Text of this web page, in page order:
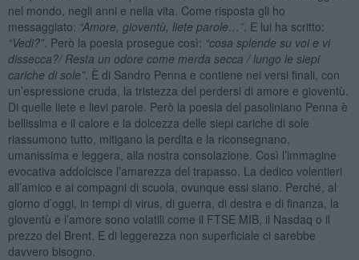
nel mondo, negli anni e nella vita. Come risposta gli ho
messaggiato: “Amore, gioventù, liete parole…”. E lui ha scritto:
“Vedi?”. Però la poesia prosegue così: “cosa splende su voi e vi
dissecca?/ Resta un odore come merda secca / lungo le siepi
cariche di sole”. È di Sandro Penna e contiene nei versi finali, con
un’espressione cruda, la tristezza del perdersi di amore e gioventù.
Di quelle liete e lievi parole. Però la poesia del pasoliniano Penna è
bellissima e il calore e la dolcezza delle siepi cariche di sole
riassumono tutto, mitigano la perdita e la riconsegnano,
umanissima e leggera, alla nostra consolazione. Così l’immagine
evocativa addolcisce l’amarezza del trapasso. La dedico volentieri
all’amico e ai compagni di scuola, ovunque essi siano. Perché, al
giorno d’oggi, in tempi di virus, di guerra, di destra e di finanza, la
gioventù e l’amore sono volatili come il FTSE MIB, il Nasdaq o il
prezzo del Brent. E di leggerezza non superficiale ci sarebbe
davvero bisogno.